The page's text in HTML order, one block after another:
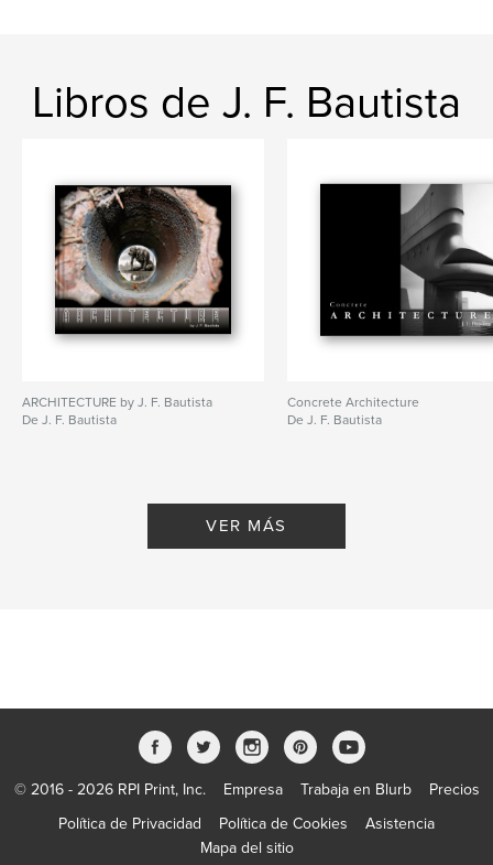
Libros de J. F. Bautista
ARCHITECTURE by J. F. Bautista
De J. F. Bautista
Concrete Architecture
De J. F. Bautista
VER MÁS
© 2016 - 2026 RPI Print, Inc. Empresa Trabaja en Blurb
Precios
Política de Privacidad
Política de Cookies
Asistencia
Mapa del sitio